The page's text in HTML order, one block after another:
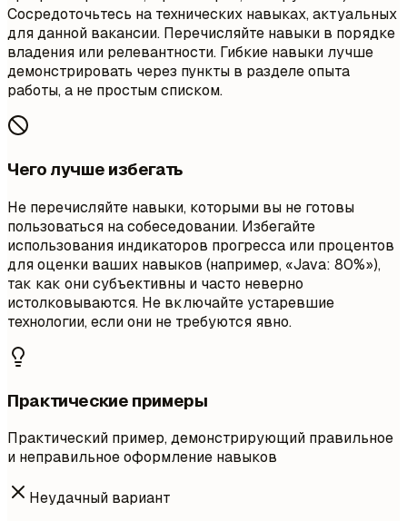
Сосредоточьтесь на технических навыках, актуальных
для данной вакансии. Перечисляйте навыки в порядке
владения или релевантности. Гибкие навыки лучше
демонстрировать через пункты в разделе опыта
работы, а не простым списком.
Чего лучше избегать
Не перечисляйте навыки, которыми вы не готовы
пользоваться на собеседовании. Избегайте
использования индикаторов прогресса или процентов
для оценки ваших навыков (например, «Java: 80%»),
так как они субъективны и часто неверно
истолковываются. Не включайте устаревшие
технологии, если они не требуются явно.
Практические примеры
Практический пример, демонстрирующий правильное
и неправильное оформление навыков
Неудачный вариант